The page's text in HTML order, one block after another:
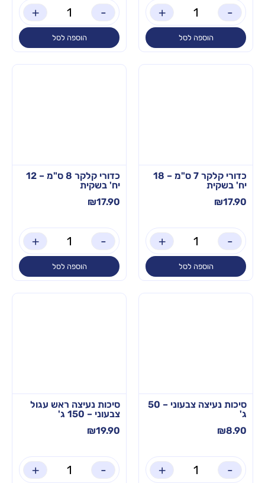
-
+
הוספה לסל
-
+
הוספה לסל
כדורי קלקר 7 ס"מ – 18
יח' בשקית
₪17.90
-
+
הוספה לסל
כדורי קלקר 8 ס"מ – 12
יח' בשקית
₪17.90
-
+
הוספה לסל
סיכות נעיצה צבעוני – 50
ג'
₪8.90
-
+
סיכות נעיצה ראש עגול
צבעוני – 150 ג'
₪19.90
-
+